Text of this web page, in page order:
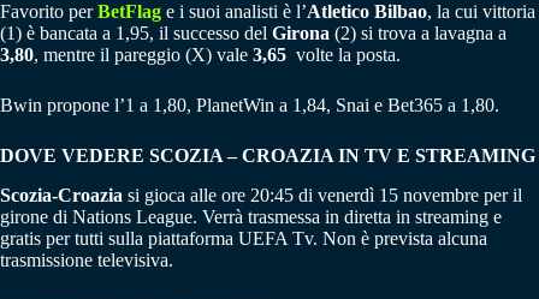
Favorito perBetFlag e i suoi analisti è l’Atletico Bilbao, la cui vittoria
(1) è bancata a 1,95, il successo del Girona (2) si trova a lavagna a
3,80, mentre il pareggio (X) vale 3,65 volte la posta.
Bwin propone l’1 a 1,80, PlanetWin a 1,84, Snai e Bet365 a 1,80.
DOVE VEDERE SCOZIA – CROAZIA IN TV E STREAMING
Scozia-Croazia si gioca alle ore 20:45 di venerdì 15 novembre per il
girone di Nations League. Verrà trasmessa in diretta in streaming e
gratis per tutti sulla piattaforma UEFA Tv. Non è prevista alcuna
trasmissione televisiva.